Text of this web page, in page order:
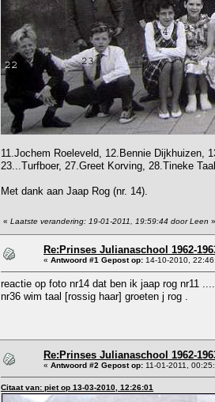
11.Jochem Roeleveld, 12.Bennie Dijkhuizen,
23...Turfboer, 27.Greet Korving, 28.Tineke
Met dank aan Jaap Rog (nr. 14).
« Laatste verandering: 19-01-2011, 19:59:44 door Leen »
Re:Prinses Julianaschool 1962-
« Antwoord #1 Gepost op: 14-10-2010,
reactie op foto nr14 dat ben ik jaap rog nr11
nr36 wim taal [rossig haar] groeten j rog .
Re:Prinses Julianaschool 1962-
« Antwoord #2 Gepost op: 11-01-2011,
Citaat van: piet op 13-03-2010, 12:26:01